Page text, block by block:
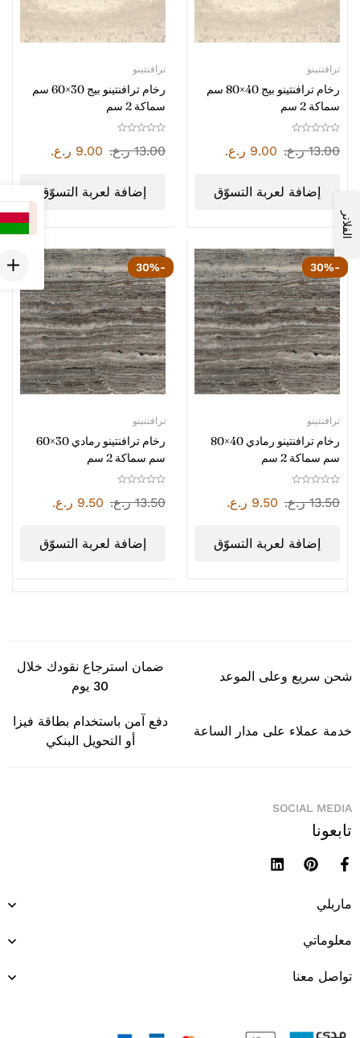
الفلاتر
ترافنتينو
رخام ترافنتينو بيج 30×60 سم
سماكة 2 سم
13.00 ر.ع. 9.00 ر.ع.
إضافة لعربة التسوّق
ترافنتينو
رخام ترافنتينو بيج 40×80 سم
سماكة 2 سم
13.00 ر.ع. 9.00 ر.ع.
إضافة لعربة التسوّق
-30%
ترافنتينو
رخام ترافنتينو رمادي 30×60
سم سماكة 2 سم
13.50 ر.ع. 9.50 ر.ع.
إضافة لعربة التسوّق
-30%
ترافنتينو
رخام ترافنتينو رمادي 40×80
سم سماكة 2 سم
13.50 ر.ع. 9.50 ر.ع.
إضافة لعربة التسوّق
شحن سريع وعلى الموعد
ضمان استرجاع نقودك خلال
30 يوم
خدمة عملاء على مدار الساعة
دفع آمن باستخدام بطاقة فيزا
أو التحويل البنكي
ماربلي
معلوماتي
SOCIAL MEDIA
تابعونا
تواصل معنا